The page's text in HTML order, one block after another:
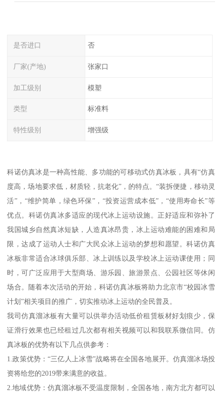
是否进口 否
厂家(产地) 张家口
加工级别 模塑
类型 标准料
特性级别 增强级
科诺仿真冰是一种高性能、多功能的可移动式仿真冰板，具有“仿真
度高，场地要求低，材质轻，抗老化”，的特点。“装拆便捷，移动灵
活”，“维护简单，绿色环保”，“投资运营成本低”，“使用寿命长”等
优点。科诺仿真冰多适应的现代冰上运动设施。正好适应和弥补了
我国城乡自然真冰短缺，人造真冰昂贵，冰上运动难能的困难和局
限，达成了运动人士和广大民众冰上运动的梦想和愿望。科诺仿真
冰板非常适合冰球俱乐部、冰上训练以及学校冰上运动课使用；同
时，可广泛应用于大型商场、游乐园、旅游景点、公园社区等休闲
场合。随着本次活动的开始，科诺仿真冰板将助力北京市“校园冰雪
计划”相关项目的推广，切实推动冰上运动的全民普及。
我司仿真溜冰板有大量可以供举办活动低价租赁板材好划痕少，保
证滑行效果也已经租过几次都有相关视频可以和我联系微信同。仿
真冰板的优势有以下几点供参考：
1.政策优势：“三亿人上冰雪”战略将在全国各地展开。仿真溜冰场投
资将给您的2019带来满意的收益。
2.地域优势：仿真溜冰板不受温度限制，全国各地，南方北方都可以